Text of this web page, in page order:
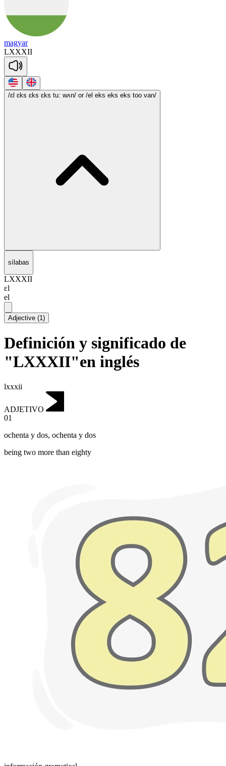
magyar
LXXXII
/ɛl ɛks ɛks ɛks tu: wʌn/ or /el eks eks eks too van/
sílabas
LXXXII
ɛl
el
Adjective (1)
Definición y significado de
"LXXXII"en inglés
lxxxii
ADJETIVO
01
ochenta y dos, ochenta y dos
being two more than eighty